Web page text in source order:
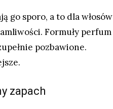
go sporo, a to dla włosów
Formuły perfum
pozbawione.
zapach